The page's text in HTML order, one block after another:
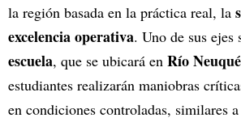
la región basada en la práctica real, la
excelencia operativa. Uno de sus ejes
escuela, que se ubicará en Río
estudiantes realizarán maniobras
en condiciones controladas, similares